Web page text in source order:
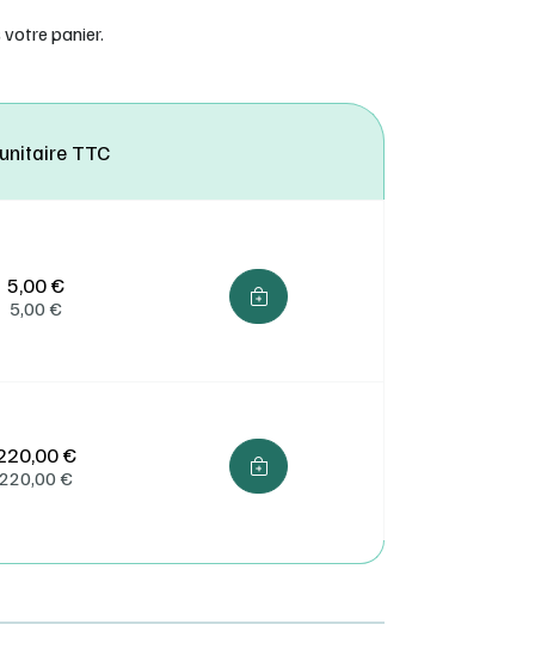
panier.
TTC
5,00 €
5,00 €
€
220,00 €